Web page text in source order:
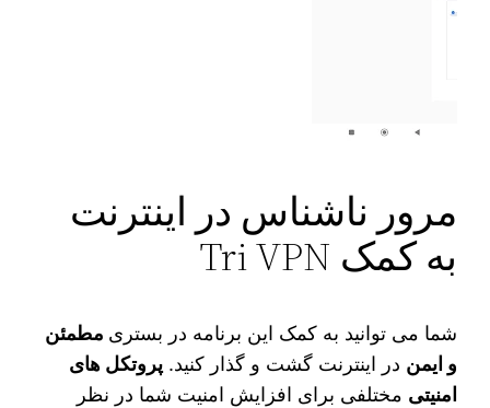
مرور ناشناس در اینترنت
به کمک Tri VPN
شما می‌ توانید به کمک این برنامه در بستری مطمئن
و ایمن در اینترنت گشت و گذار کنید.پروتکل های
امنیتی مختلفی برای افزایش امنیت شما در نظر